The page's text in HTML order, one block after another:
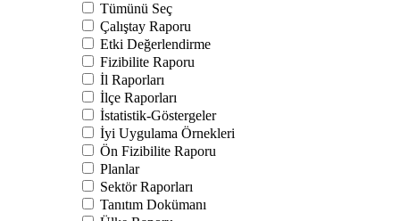
Tümünü Seç
Çalıştay Raporu
Etki Değerlendirme
Fizibilite Raporu
İl Raporları
İlçe Raporları
İstatistik-Göstergeler
İyi Uygulama Örnekleri
Ön Fizibilite Raporu
Planlar
Sektör Raporları
Tanıtım Dokümanı